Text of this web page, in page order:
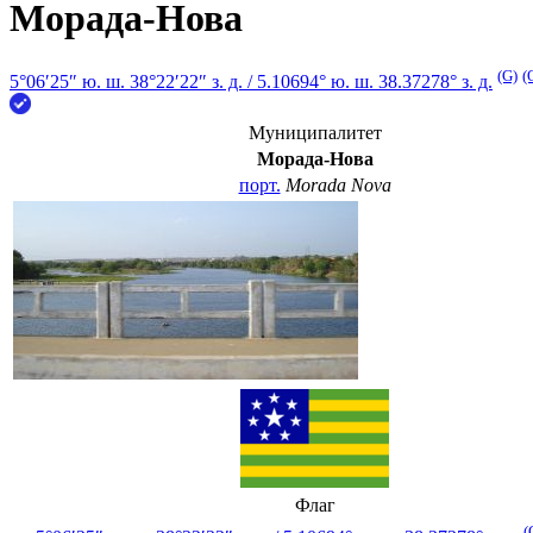
Морада-Нова
5°06′25″ ю. ш. 38°22′22″ з. д. / 5.10694° ю. ш. 38.37278° з. д. (G)
Муниципалитет
Морада-Нова
порт. Morada Nova
Флаг